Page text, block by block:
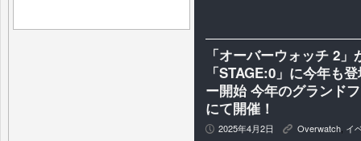
「オーバーウォッチ 2
「STAGE:0」に今年も
ー開始 今年のグランド
にて開催！
P 2025年4月2日 K Overwatch イ